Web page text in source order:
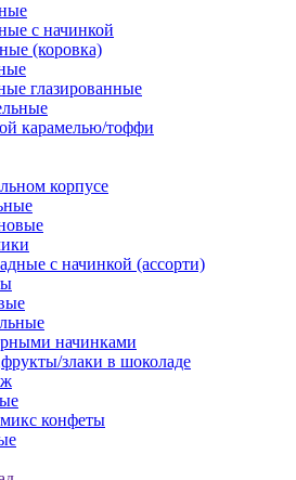
с начинкой
(коровка)
глазированные
карамелью/тоффи
корпусе
с начинкой (ассорти)
начинками
злаки в шоколаде
конфеты